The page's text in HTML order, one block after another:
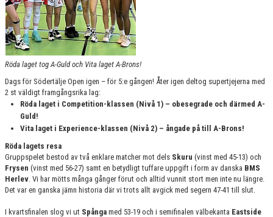
Röda laget tog A-Guld och Vita laget A-Brons!
Dags för Södertälje Open igen – för 5:e gången! Åter igen deltog supertjejerna med
2 st väldigt framgångsrika lag:
Röda laget i Competition-klassen (Nivå 1) – obesegrade och därmed A-
Guld!
Vita laget i Experience-klassen (Nivå 2) – ångade på till A-Brons!
Röda lagets resa
Gruppspelet bestod av två enklare matcher mot dels Skuru (vinst med 45-13) och
Frysen (vinst med 56-27) samt en betydligt tuffare uppgift i form av danska BMS
Herlev. Vi har mötts många gånger förut och alltid vunnit stort men inte nu längre.
Det var en ganska jämn historia där vi trots allt avgick med segern 47-41 till slut.
I kvartsfinalen slog vi ut Spånga med 53-19 och i semifinalen välbekanta Eastside